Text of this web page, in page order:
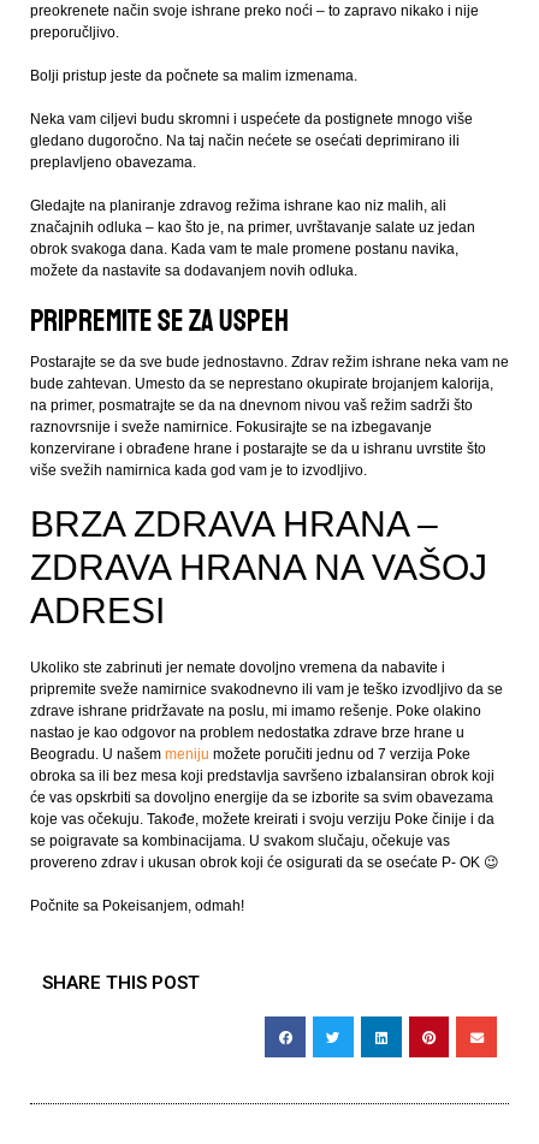
preokrenete način svoje ishrane preko noći – to zapravo nikako i nije
preporučljivo.
Bolji pristup jeste da počnete sa malim izmenama.
Neka vam ciljevi budu skromni i uspećete da postignete mnogo više
gledano dugoročno. Na taj način nećete se osećati deprimirano ili
preplavljeno obavezama.
Gledajte na planiranje zdravog režima ishrane kao niz malih, ali
značajnih odluka – kao što je, na primer, uvrštavanje salate uz jedan
obrok svakoga dana. Kada vam te male promene postanu navika,
možete da nastavite sa dodavanjem novih odluka.
Pripremite se za uspeh
Postarajte se da sve bude jednostavno. Zdrav režim ishrane neka vam ne
bude zahtevan. Umesto da se neprestano okupirate brojanjem kalorija,
na primer, posmatrajte se da na dnevnom nivou vaš režim sadrži što
raznovrsnije i sveže namirnice. Fokusirajte se na izbegavanje
konzervirane i obrađene hrane i postarajte se da u ishranu uvrstite što
više svežih namirnica kada god vam je to izvodljivo.
BRZA ZDRAVA HRANA –
ZDRAVA HRANA NA VAŠOJ
ADRESI
Ukoliko ste zabrinuti jer nemate dovoljno vremena da nabavite i
pripremite sveže namirnice svakodnevno ili vam je teško izvodljivo da se
zdrave ishrane pridržavate na poslu, mi imamo rešenje. Poke olakino
nastao je kao odgovor na problem nedostatka zdrave brze hrane u
Beogradu. U našem meniju možete poručiti jednu od 7 verzija Poke
obroka sa ili bez mesa koji predstavlja savršeno izbalansiran obrok koji
će vas opskrbiti sa dovoljno energije da se izborite sa svim obavezama
koje vas očekuju. Takođe, možete kreirati i svoju verziju Poke činije i da
se poigravate sa kombinacijama. U svakom slučaju, očekuje vas
provereno zdrav i ukusan obrok koji će osigurati da se osećate P- OK 😉
Počnite sa Pokeisanjem, odmah!
SHARE THIS POST